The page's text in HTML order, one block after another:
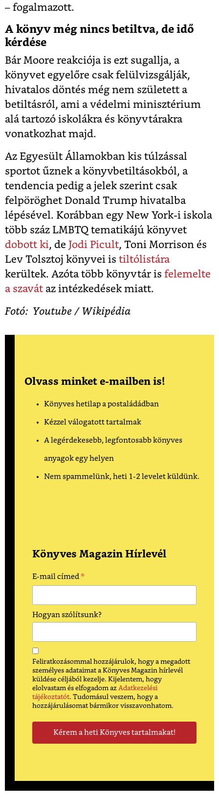
– fogalmazott.
A könyv még nincs betiltva, de idő
kérdése
Bár Moore reakciója is ezt sugallja, a
könyvet egyelőre csak felülvizsgálják,
hivatalos döntés még nem született a
betiltásról, ami a védelmi minisztérium
alá tartozó iskolákra és könyvtárakra
vonatkozhat majd.
Az Egyesült Államokban kis túlzással
sportot űznek a könyvbetiltásokból, a
tendencia pedig a jelek szerint csak
felpöröghet Donald Trump hivatalba
lépésével. Korábban egy New York-i iskola
több száz LMBTQ tematikájú könyvet
dobott ki, de Jodi Picult, Toni Morrison és
Lev Tolsztoj könyvei is tiltólistára
kerültek. Azóta több könyvtár is felemelte
a szavát az intézkedések miatt.
Fotó: Youtube / Wikipédia
Olvass minket e-mailben is!
Könyves hetilap a postaládádban
Kézzel válogatott tartalmak
A legérdekesebb, legfontosabb könyves
anyagok egy helyen
Nem spammelünk, heti 1-2 levelet küldünk.
Könyves Magazin Hírlevél
E-mail címed*
Hogyan szólítsunk?
Feliratkozásommal hozzájárulok, hogy a megadott
személyes adataimat a Könyves Magazin hírlevél
küldése céljából kezelje. Kijelentem, hogy
elolvastam és elfogadom az Adatkezelési
tájékoztatót. Tudomásul veszem, hogy a
hozzájárulásomat bármikor visszavonhatom.